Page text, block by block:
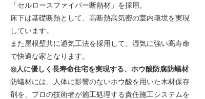
「セルロースファイバー断熱材」を採用。
床下は基礎断熱として、高断熱高気密の室内環境を実現
しています。
また屋根壁共に通気工法を採用して、湿気に強い高寿命
で快適な家となります。
◎人に優しく長寿命住宅を実現する、ホウ酸防腐防蟻材
防蟻材には、人体に影響のないホウ酸を用いた木材保存
剤を、プロの技術者が施工処理する責任施工システムを